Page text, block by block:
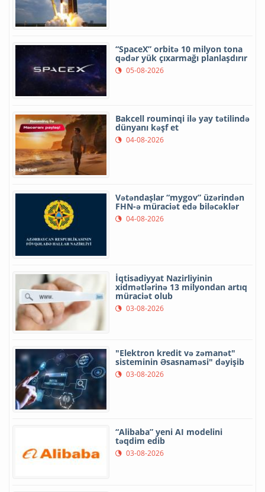
“SpaceX” orbitə 10 milyon tona
qədər yük çıxarmağı planlaşdırır
05-08-2026
Bakcell rouminqi ilə yay tətilində
dünyanı kəşf et
04-08-2026
Vətəndaşlar “mygov” üzərindən
FHN-ə müraciət edə biləcəklər
04-08-2026
İqtisadiyyat Nazirliyinin
xidmətlərinə 13 milyondan artıq
müraciət olub
03-08-2026
"Elektron kredit və zəmanət"
sisteminin Əsasnaməsi" dəyişib
03-08-2026
“Alibaba” yeni AI modelini
təqdim edib
03-08-2026